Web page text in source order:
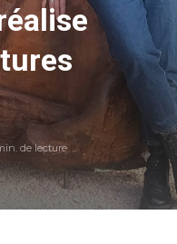
de lecture